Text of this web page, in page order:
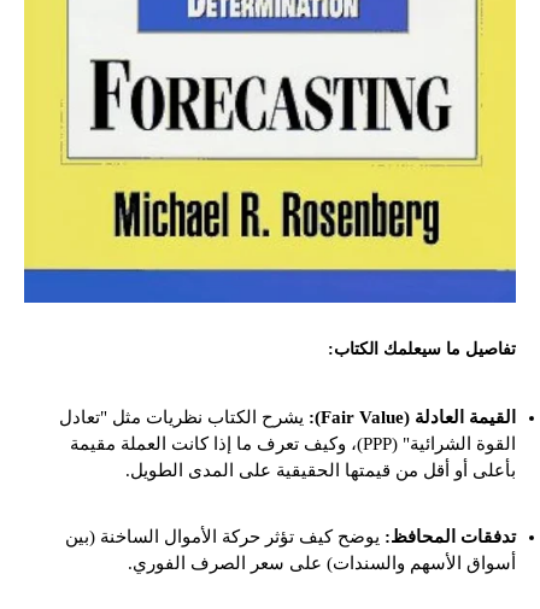
تفاصيل ما سيعلمك الكتاب:
القيمة العادلة (Fair Value):
يشرح الكتاب نظريات مثل "تعادل
القوة الشرائية" (PPP)، وكيف تعرف ما إذا كانت العملة مقيمة
بأعلى أو أقل من قيمتها الحقيقية على المدى الطويل.
تدفقات المحافظ: يوضح كيف تؤثر حركة الأموال الساخنة (بين
أسواق الأسهم والسندات) على سعر الصرف الفوري.